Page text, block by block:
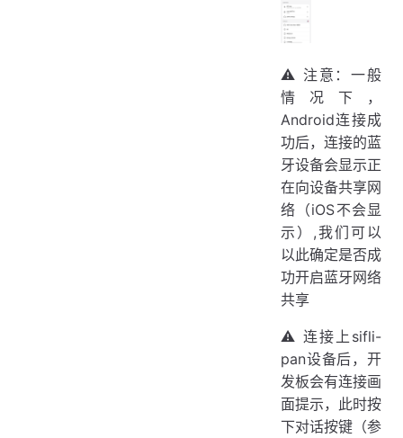
⚠ 注意：一般
情况下，
Android连接成
功后，连接的蓝
牙设备会显示正
在向设备共享网
络（iOS不会显
示）,我们可以
以此确定是否成
功开启蓝牙网络
共享
⚠ 连接上sifli-
pan设备后，开
发板会有连接画
面提示，此时按
下对话按键（参